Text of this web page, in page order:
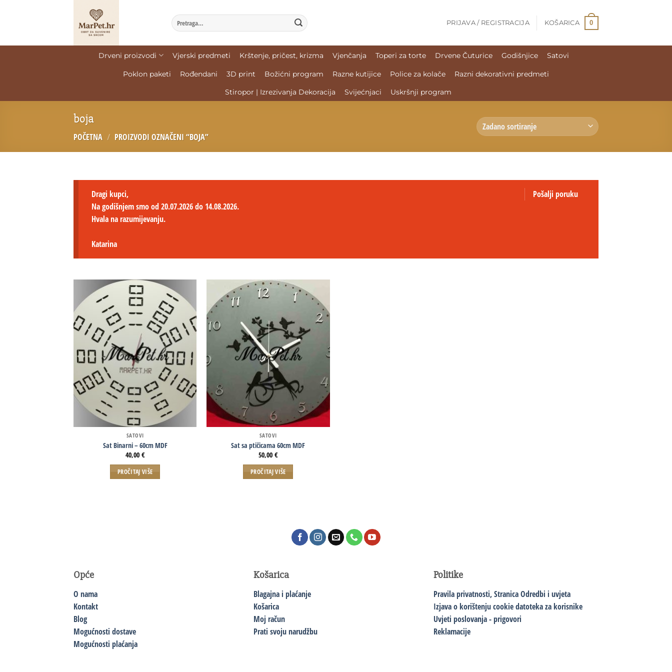
PRIJAVA / REGISTRACIJA KOŠARICA 0
Drveni proizvodi Vjerski predmeti Krštenje, pričest, krizma Vjenčanja Toperi za torte Drvene Čuturice Godišnjice Satovi
Poklon paketi Rođendani 3D print Božićni program Razne kutijice Police za kolače
Razni dekorativni predmeti
Stiropor | Izrezivanja Dekoracija
Svijećnjaci Uskršnji program
boja
POČETNA / PROIZVODI OZNAČENI “BOJA”
Pošalji poruku
Dragi kupci,
Na godišnjem smo od 20.07.2026 do 14.08.2026.
Hvala na razumijevanju.
Katarina
SATOVI
Sat Binarni – 60cm MDF
40,00€
PROČITAJ VIŠE
SATOVI
Sat sa ptičicama 60cm MDF
50,00€
PROČITAJ VIŠE
Opće
O nama
Kontakt
Blog
Mogućnosti dostave
Mogućnosti plaćanja
Košarica
Blagajna i plaćanje
Košarica
Moj račun
Prati svoju narudžbu
Politike
Pravila privatnosti,Stranica Odredbi i uvjeta
Izjava o korištenju cookie datoteka za korisnike
Uvjeti poslovanja - prigovori
Reklamacije